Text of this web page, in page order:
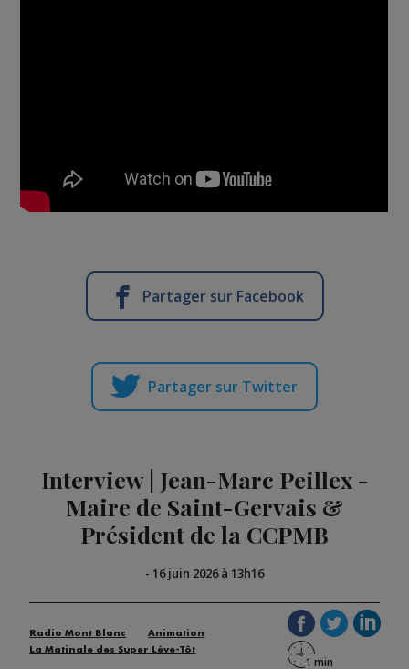
Partager sur Facebook
Partager sur Twitter
Interview | Jean-Marc Peillex -
Maire de Saint-Gervais &
Président de la CCPMB
- 16 juin 2026 à 13h16
Radio Mont Blanc
Animation
La Matinale des Super Lève-Tôt